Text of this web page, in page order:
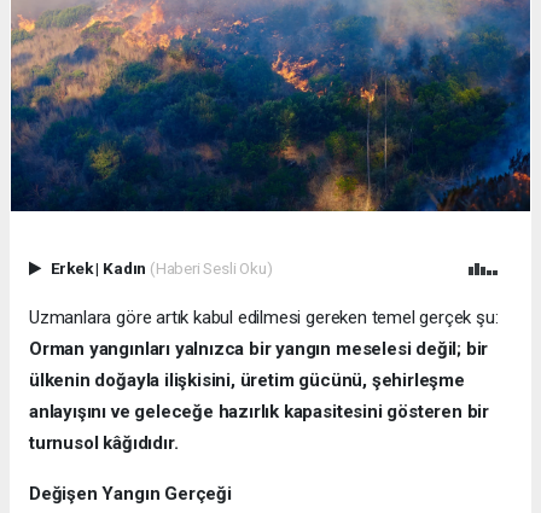
Erkek| Kadın (Haberi Sesli Oku)
Uzmanlara göre artık kabul edilmesi gereken temel gerçek şu:
Orman yangınları yalnızca bir yangın meselesi değil; bir
ülkenin doğayla ilişkisini, üretim gücünü, şehirleşme
anlayışını ve geleceğe hazırlık kapasitesini gösteren bir
turnusol kâğıdıdır.
Değişen Yangın Gerçeği